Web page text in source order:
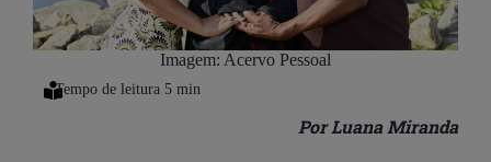
Imagem: Acervo Pessoal
Por Luana Miranda